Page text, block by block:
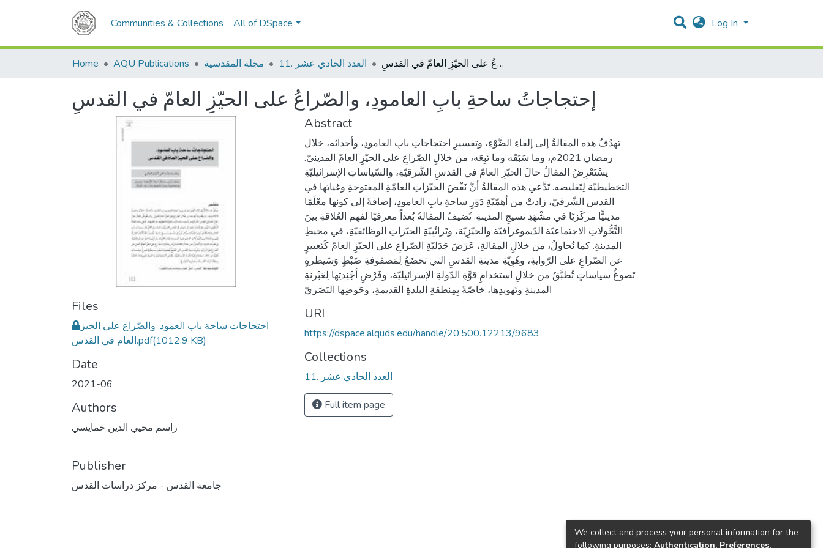
Communities & Collections All of DSpace Log In
Home AQU Publications مجلة المقدسية 11. العدد الحادي عشر إحتجاجاتُ ساحةِ بابِ العامودِ، والصّراعُ على الحيّزِ العامّ في القدسِ
إحتجاجاتُ ساحةِ بابِ العامودِ، والصّراعُ على الحيّزِ العامّ في القدسِ
Files
احتجاجات ساحة باب العمود, والصّراع على الحيز
العام في القدس.pdf(1012.9 KB)
Date
2021-06
Authors
راسم محيي الدين خمايسي
Publisher
جامعة القدس - مركز دراسات القدس
Abstract
تهدُفُ هذه المقالةُ إلى إلقاءِ الضَّوْءِ، وتفسيرِ احتجاجاتِ بابِ العامودِ، وأحداثه، خلال
رمضان 2021م، وما سَبَقَه وما تَبِعَه، من خلالِ الصّراعِ على الحيّزِ العامّ المدينيّ.
يسْتَعْرِضُ المقالُ حالَ الحيّزِ العامّ في القدسِ الشَّرقيّةِ، والسّياساتِ الإسرائيليّةِ
التخطيطيّة لِتَقليصه. تَدَّعي هذه المقالةُ أنَّ نَقْصَ الحيّزاتِ العامّةِ المفتوحةِ وغيابَها في
القدس الشّرقيّ، زادتْ من أهمّيّةِ دَوْرِ ساحةِ بابِ العامودِ، إضافةً إلى كونها معْلَمًا
مدينيًّا مركَزيًا في مشْهَدِ نسيجِ المدينةِ. تُضيفُ المقالةُ بُعداً معرفيًا لفهم العُلاقةِ بينَ
التَّحُّولاتِ الاجتماعيّة الدّيموغرافيّة والحيّزِيّة، وتَراتُبِيّةِ الحيّزاتِ الوظائفيّةِ، في محيطِ
المدينةِ. كما نُحاولُ، من خلالِ المقالةِ، عَرْضَ جَدَليّةِ الصّراعِ على الحيّزِ العامّ كَتَعبيرٍ
عن الصّراعِ على الرّوايةِ، وهُوِيّةِ مدينةِ القدسِ التي تخضَعُ لِمَصفوفةِ ضَبْطٍ وَسَيطرةٍ
تَصوغُ سياساتٍ تُطبَّقُ من خلالِ استخدامِ قوَّةِ الدّولةِ الإسرائيليّة، وفَرْضِ أجْنِدتِها لِعَبْرنةِ
المدينةِ وتَهويدِها، خاصّةً بِمِنطقةِ البلدةِ القديمةِ، وحَوضِها البَصَريّ
URI
https://dspace.alquds.edu/handle/20.500.12213/9683
Collections
11. العدد الحادي عشر
Full item page
We collect and process your personal information for the
following purposes: Authentication, Preferences,